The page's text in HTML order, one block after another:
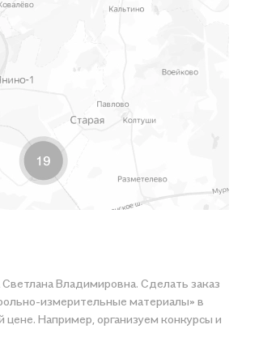
Владимировна. Сделать заказ
измерительные материалы» в